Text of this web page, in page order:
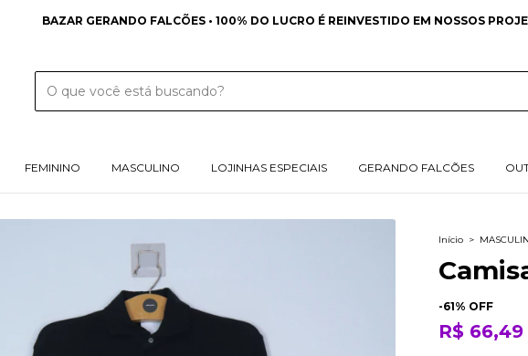
BAZAR GERANDO FALCÕES • 100% DO LUCRO É REINVESTIDO EM NOSSOS PROJETOS
FEMININO MASCULINO LOJINHAS ESPECIAIS GERANDO FALCÕES
Início >
-61% OFF
R$ 66,49